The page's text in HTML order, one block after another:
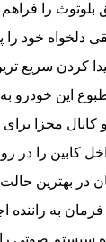
بلوتوث را
دلخواه خود
کردن سریع
این خودرو
و کانال مجزا
کابین را در
بهترین حالت
به راننده
سیستم صوتی را